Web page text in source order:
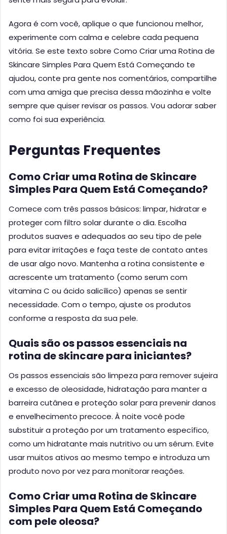
Agora é com você, aplique o que funcionou melhor,
experimente com calma e celebre cada pequena
vitória. Se este texto sobre Como Criar uma Rotina de
Skincare Simples Para Quem Está Começando te
ajudou, conte pra gente nos comentários, compartilhe
com uma amiga que precisa dessa mãozinha e volte
sempre que quiser revisar os passos. Vou adorar saber
como foi sua experiência.
Perguntas Frequentes
Como Criar uma Rotina de Skincare
Simples Para Quem Está Começando?
Comece com três passos básicos: limpar, hidratar e
proteger com filtro solar durante o dia. Escolha
produtos suaves e adequados ao seu tipo de pele
para evitar irritações e faça teste de contato antes
de usar algo novo. Mantenha a rotina consistente e
acrescente um tratamento (como serum com
vitamina C ou ácido salicílico) apenas se sentir
necessidade. Com o tempo, ajuste os produtos
conforme a resposta da sua pele.
Quais são os passos essenciais na
rotina de skincare para iniciantes?
Os passos essenciais são limpeza para remover sujeira
e excesso de oleosidade, hidratação para manter a
barreira cutânea e proteção solar para prevenir danos
e envelhecimento precoce. À noite você pode
substituir a proteção por um tratamento específico,
como um hidratante mais nutritivo ou um sérum. Evite
usar muitos ativos ao mesmo tempo e introduza um
produto novo por vez para monitorar reações.
Como Criar uma Rotina de Skincare
Simples Para Quem Está Começando
com pele oleosa?